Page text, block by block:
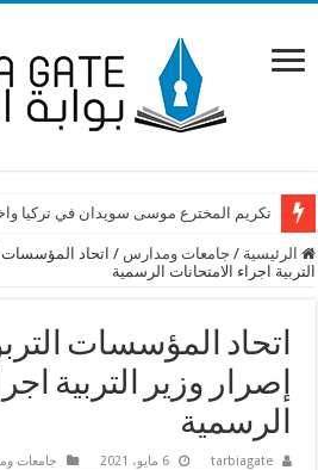
تكريم المخترع موسى سويدان في تركيا
الرئيسية / جامعات ومدارس / اتحاد المؤسسات
التربية اجراء الامتحانات الرسمية
اتحاد المؤسسات
إصرار وزير التربية
الرسمية
tarbiagate 6 مايو، 2021 جامعات